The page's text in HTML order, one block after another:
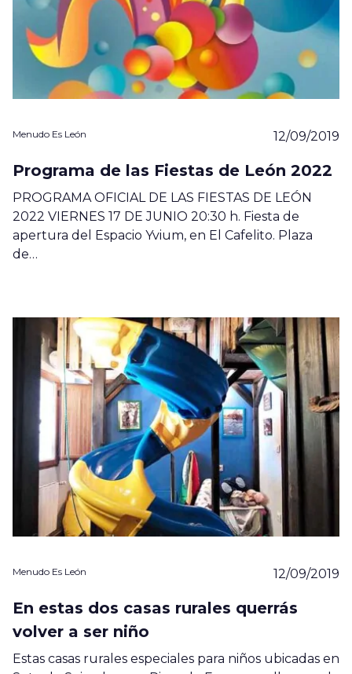
Menudo Es León 12/09/2019
Programa de las Fiestas de León 2022
PROGRAMA OFICIAL DE LAS FIESTAS DE LEÓN
2022 VIERNES 17 DE JUNIO 20:30 h. Fiesta de
apertura del Espacio Yvium, en El Cafelito. Plaza
de…
Menudo Es León 12/09/2019
En estas dos casas rurales querrás
volver a ser niño
Estas casas rurales especiales para niños ubicadas en